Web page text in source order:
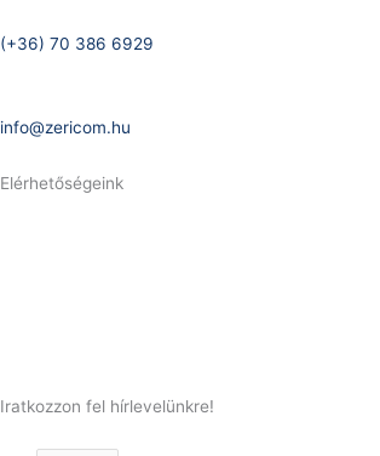
(+36) 70 386 6929
info@zericom.hu
Elérhetőségeink
Iratkozzon fel hírlevelünkre!